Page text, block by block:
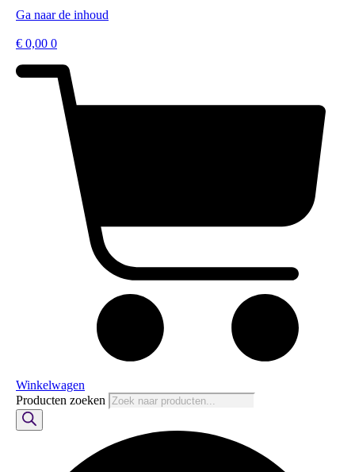
Ga naar de inhoud
€ 0,00 0
Winkelwagen
Producten zoeken